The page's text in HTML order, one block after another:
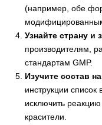
(например, обе
Узнайте страну и
производителям,
стандартам GMP.
Изучите состав
инструкции
исключить
красители.